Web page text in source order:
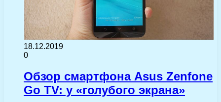
18.12.2019
0
Обзор смартфона Asus Zenfone
Go TV: у «голубого экрана»